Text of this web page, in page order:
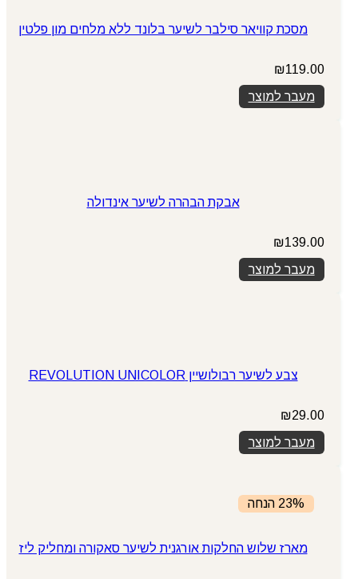
מסכת קוויאר סילבר לשיער בלונד ללא מלחים מון פלטין
₪119.00
מעבר למוצר
אבקת הבהרה לשיער אינדולה
₪139.00
מעבר למוצר
צבע לשיער רבולושיין REVOLUTION UNICOLOR
₪29.00
מעבר למוצר
23% הנחה
מארז שלוש החלקות אורגנית לשיער סאקורה ומחליק ליז